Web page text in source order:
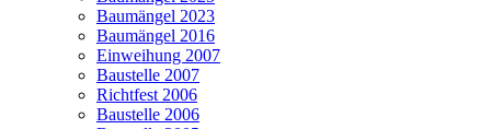
Baumängel 2023
Baumängel 2016
Einweihung 2007
Baustelle 2007
Richtfest 2006
Baustelle 2006